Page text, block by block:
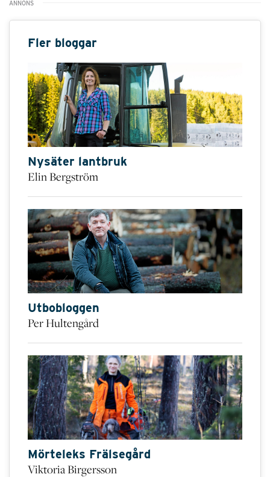
Fler bloggar
Nysäter lantbruk
Elin Bergström
Utbobloggen
Per Hultengård
Mörteleks Frälsegård
Viktoria Birgersson